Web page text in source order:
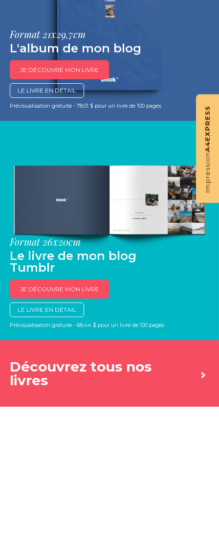
Format 21x29,7cm
L'album de mon blog
JE DÉCOUVRE MON LIVRE
LE LIVRE EN DÉTAIL
Prévisualisation gratuite - 78,01 $ pour un livre de 100 pages
Format 26x20cm
Le livre de mon blog
Tumblr
JE DÉCOUVRE MON LIVRE
LE LIVRE EN DÉTAIL
Prévisualisation gratuite - 68,44 $ pour un livre de 100 pages
Découvrez tous nos
livres
Impression
A4
EXPRESS